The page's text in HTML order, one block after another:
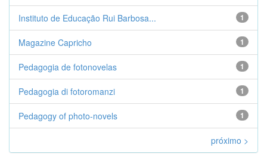
1
Instituto de Educação Rui Barbosa...
1
Magazine Capricho
1
Pedagogia de fotonovelas
1
Pedagogia di fotoromanzi
1
Pedagogy of photo-novels
próximo >